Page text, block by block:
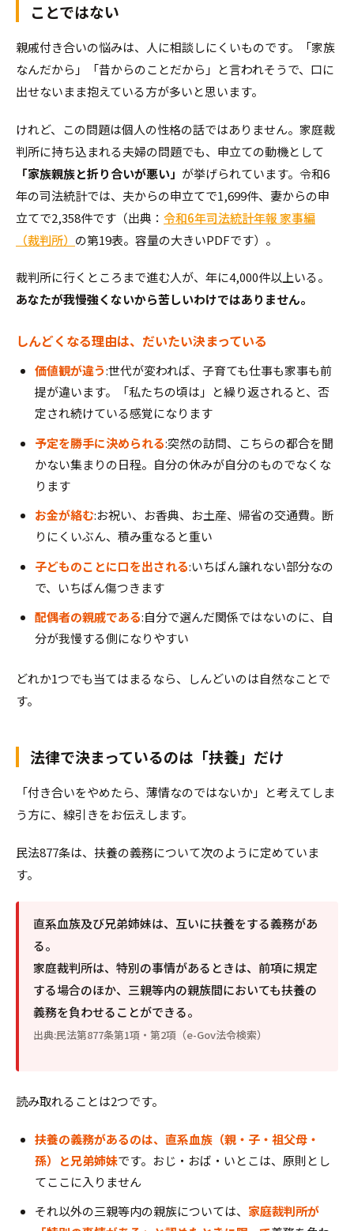
ことではない
親戚付き合いの悩みは、人に相談しにくいものです。「家族
なんだから」「昔からのことだから」と言われそうで、口に
出せないまま抱えている方が多いと思います。
けれど、この問題は個人の性格の話ではありません。家庭裁
判所に持ち込まれる夫婦の問題でも、申立ての動機として
「家族親族と折り合いが悪い」 が挙げられています。令和6
年の司法統計では、夫からの申立てで1,699件、妻からの申
立てで2,358件です（出典： 令和6年司法統計年報 家事編
（裁判所） の第19表。容量の大きいPDFです）。
裁判所に行くところまで進む人が、年に4,000件以上いる。
あなたが我慢強くないから苦しいわけではありません。
しんどくなる理由は、だいたい決まっている
価値観が違う:世代が変われば、子育ても仕事も家事も前
提が違います。「私たちの頃は」と繰り返されると、否
定され続けている感覚になります
予定を勝手に決められる:突然の訪問、こちらの都合を聞
かない集まりの日程。自分の休みが自分のものでなくな
ります
お金が絡む:お祝い、お香典、お土産、帰省の交通費。断
りにくいぶん、積み重なると重い
子どものことに口を出される:いちばん譲れない部分なの
で、いちばん傷つきます
配偶者の親戚である:自分で選んだ関係ではないのに、自
分が我慢する側になりやすい
どれか1つでも当てはまるなら、しんどいのは自然なことで
す。
法律で決まっているのは「扶養」だけ
「付き合いをやめたら、薄情なのではないか」と考えてしま
う方に、線引きをお伝えします。
民法877条は、扶養の義務について次のように定めていま
す。
直系血族及び兄弟姉妹は、互いに扶養をする義務があ
る。
家庭裁判所は、特別の事情があるときは、前項に規定
する場合のほか、三親等内の親族間においても扶養の
義務を負わせることができる。
出典:民法第877条第1項・第2項（e-Gov法令検索）
読み取れることは2つです。
扶養の義務があるのは、直系血族（親・子・祖父母・
孫）と兄弟姉妹です。おじ・おば・いとこは、原則とし
てここに入りません
それ以外の三親等内の親族については、 家庭裁判所が